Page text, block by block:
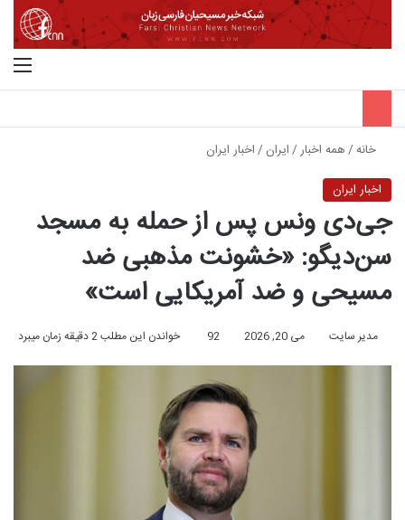
خانه/همه اخبار/ایران /اخبار ایران
اخبار ایران
جی‌دی ونس پس از حمله به مسجد
سن‌دیگو: «خشونت مذهبی ضد
مسیحی و ضد آمریکایی است»
مدیر سایت می 20, 2026 92 خواندن این مطلب 2 دقیقه زمان میبرد